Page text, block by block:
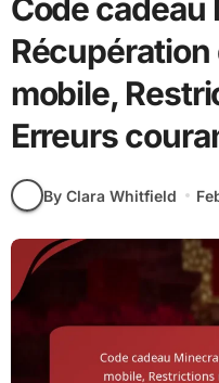
Code cadeau
Récupération
mobile,
Erreurs
By Clara Whitfield